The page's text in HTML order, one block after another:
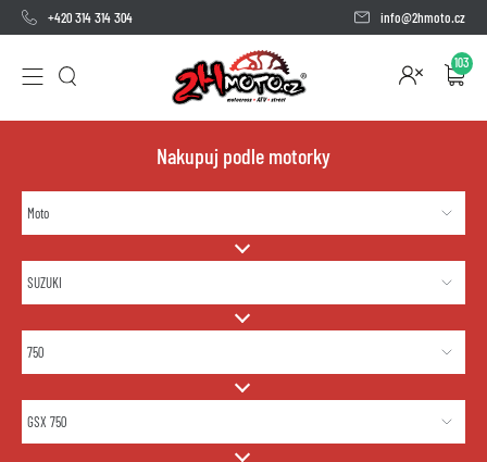
+420 314 314 304 info@2hmoto.cz
103
Nakupuj podle motorky